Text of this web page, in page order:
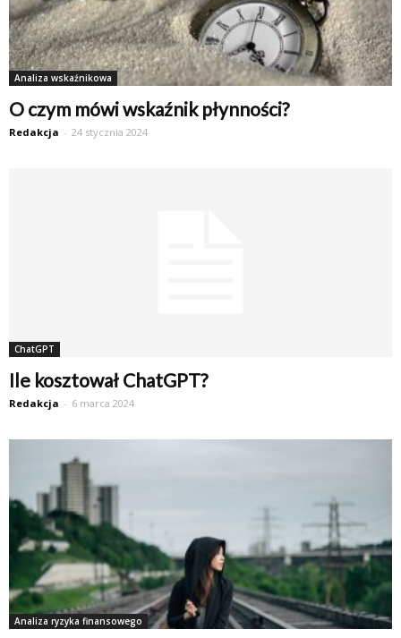
Analiza wskaźnikowa
O czym mówi wskaźnik płynności?
Redakcja - 24 stycznia 2024
ChatGPT
Ile kosztował ChatGPT?
Redakcja - 6 marca 2024
Analiza ryzyka finansowego